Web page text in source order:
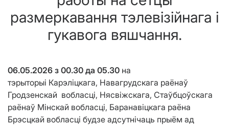
размеркавання тэлевізійнага і
гукавога вяшчання.
06.05.2026 з 00.30 да 05.30 на
тэрыторыi Карэліцкага, Навагрудскага раёнаў
Гродзенскай вобласці, Нясвіжскага, Стаўбцоўскага
раёнаў Мінскай вобласці, Баранавіцкага раёна
Брэсцкай вобласці будзе адсутнічаць прыём ад